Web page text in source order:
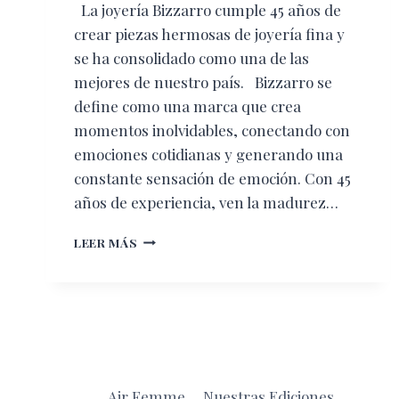
La joyería Bizzarro cumple 45 años de
crear piezas hermosas de joyería fina y
se ha consolidado como una de las
mejores de nuestro país. Bizzarro se
define como una marca que crea
momentos inolvidables, conectando con
emociones cotidianas y generando una
constante sensación de emoción. Con 45
años de experiencia, ven la madurez…
LEER MÁS EMOCIÓN